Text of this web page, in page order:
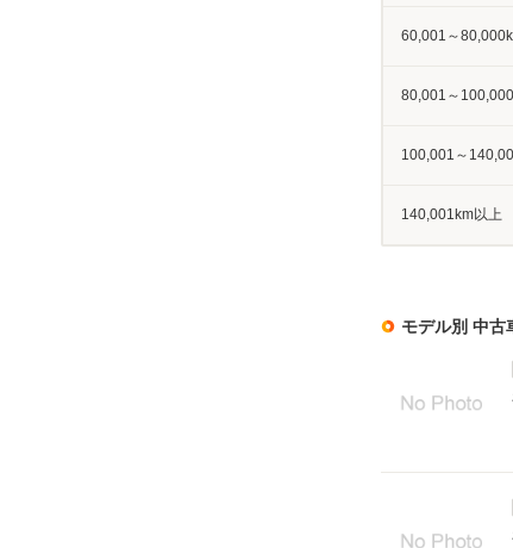
60,001～
80,001～
100,001～
140,001km以上
モデル別 中古